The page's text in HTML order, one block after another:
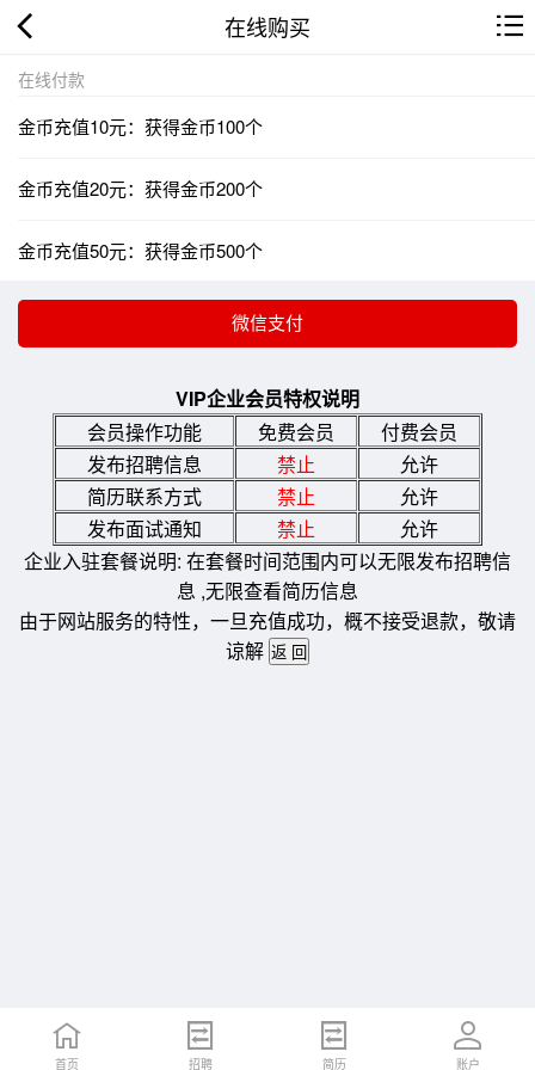
在线购买
在线付款
金币充值10元：获得金币100个
金币充值20元：获得金币200个
金币充值50元：获得金币500个
VIP企业会员特权说明
会员操作功能
免费会员
付费会员
发布招聘信息
禁止
允许
简历联系方式
禁止
允许
发布面试通知
禁止
允许
企业入驻套餐说明: 在套餐时间范围内可以无限发布招聘信
息 ,无限查看简历信息
由于网站服务的特性，一旦充值成功，概不接受退款，敬请
谅解
首页 招聘 简历 账户